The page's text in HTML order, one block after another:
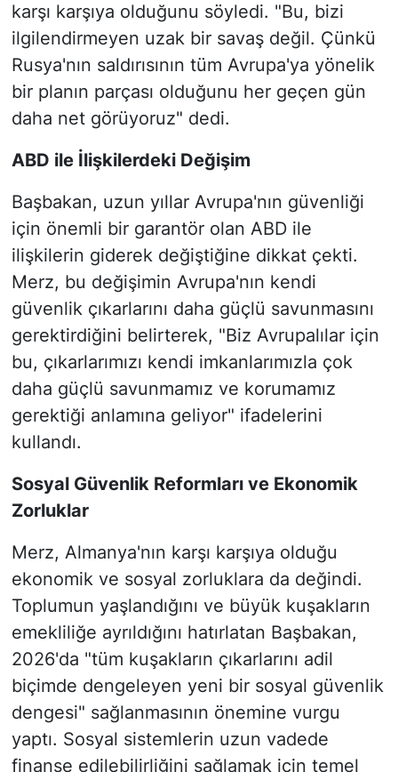
karşı karşıya olduğunu söyledi. "Bu, bizi
ilgilendirmeyen uzak bir savaş değil. Çünkü
Rusya'nın saldırısının tüm Avrupa'ya yönelik
bir planın parçası olduğunu her geçen gün
daha net görüyoruz" dedi.
ABD ile İlişkilerdeki Değişim
Başbakan, uzun yıllar Avrupa'nın güvenliği
için önemli bir garantör olan ABD ile
ilişkilerin giderek değiştiğine dikkat çekti.
Merz, bu değişimin Avrupa'nın kendi
güvenlik çıkarlarını daha güçlü savunmasını
gerektirdiğini belirterek, "Biz Avrupalılar için
bu, çıkarlarımızı kendi imkanlarımızla çok
daha güçlü savunmamız ve korumamız
gerektiği anlamına geliyor" ifadelerini
kullandı.
Sosyal Güvenlik Reformları ve Ekonomik
Zorluklar
Merz, Almanya'nın karşı karşıya olduğu
ekonomik ve sosyal zorluklara da değindi.
Toplumun yaşlandığını ve büyük kuşakların
emekliliğe ayrıldığını hatırlatan Başbakan,
2026'da "tüm kuşakların çıkarlarını adil
biçimde dengeleyen yeni bir sosyal güvenlik
dengesi" sağlanmasının önemine vurgu
yaptı. Sosyal sistemlerin uzun vadede
finanse edilebilirliğini sağlamak için temel